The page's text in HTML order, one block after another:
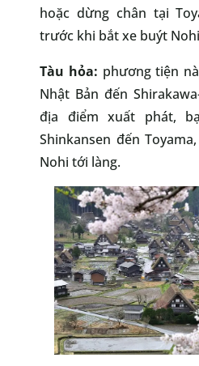
hoặc dừng chân tại
trước khi bắt xe buýt
Tàu hỏa: phương tiện
Nhật Bản đến
địa điểm xuất phát,
Shinkansen đến
Nohi tới làng.